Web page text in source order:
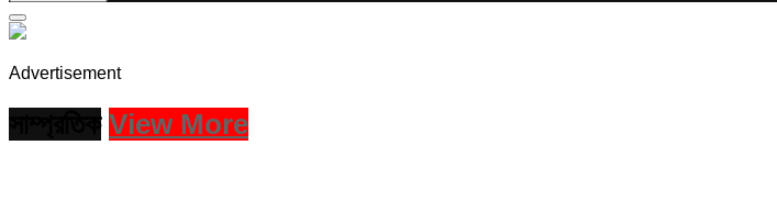
Advertisement
View More